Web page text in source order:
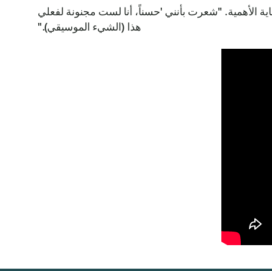
الأهمية. "شعرت بأنني 'حسناً، أنا لست مجنونة لفعلي
هذا (الشيء الموسيقي)."